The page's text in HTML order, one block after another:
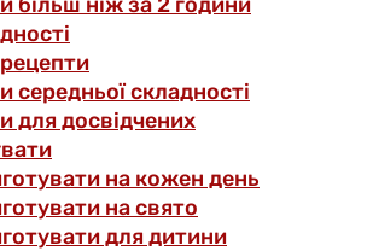
середньої складності
для досвідчених
на кожен день
на свято
для дитини